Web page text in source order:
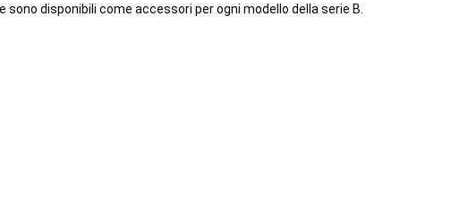
disponibili come accessori per ogni modello della serie B.